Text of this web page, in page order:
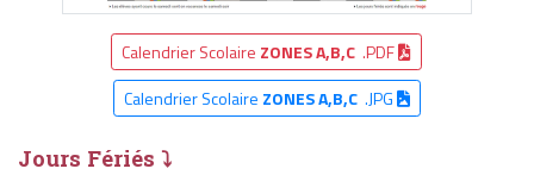
Calendrier Scolaire ZONES A,B,C .PDF
Calendrier Scolaire ZONES A,B,C.JPG
Jours Fériés ⤵